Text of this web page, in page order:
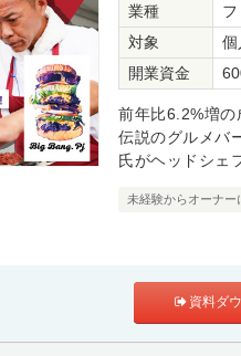
業種
対象
個
開業資金
前年比6.2%増の
伝説のグルメバ
氏がヘッドシェ
未経験からオーナー
資料ダ